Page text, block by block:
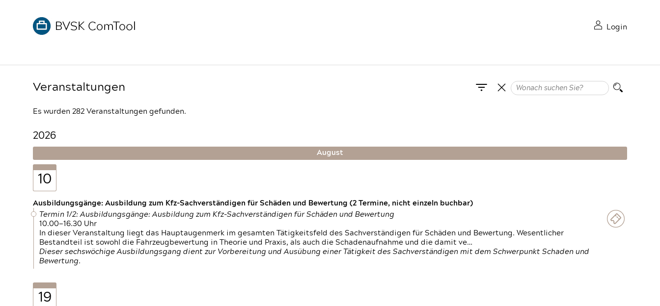
Login
Veranstaltungen
Es wurden 282 Veranstaltungen gefunden.
2026
August
10
Ausbildungsgänge: Ausbildung zum Kfz-Sachverständigen für Schäden und Bewertung (2 Termine, nicht einzeln buchbar)
Termin 1/2: Ausbildungsgänge: Ausbildung zum Kfz-Sachverständigen für Schäden und Bewertung
10.00—16.30 Uhr
In dieser Veranstaltung liegt das Hauptaugenmerk im gesamten Tätigkeitsfeld des Sachverständigen für Schäden und Bewertung. Wesentlicher
Bestandteil ist sowohl die Fahrzeugbewertung in Theorie und Praxis, als auch die Schadenaufnahme und die damit ve…
Dieser sechswöchige Ausbildungsgang dient zur Vorbereitung und Ausübung einer Tätigkeit des Sachverständigen mit dem Schwerpunkt Schaden und
Bewertung.
19